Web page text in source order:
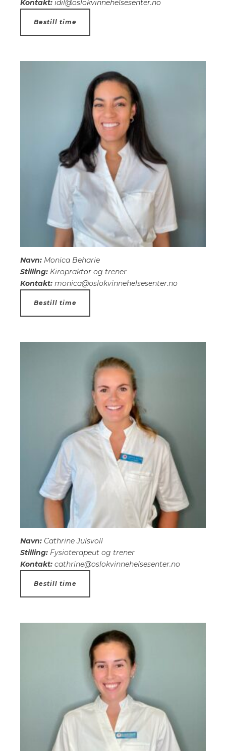
Kontakt: idil@oslokvinnehelsesenter.no
Bestill time
Navn: Monica Beharie
Stilling: Kiropraktor og trener
Kontakt: monica@oslokvinnehelsesenter.no
Bestill time
Navn: Cathrine Julsvoll
Stilling: Fysioterapeut og trener
Kontakt: cathrine@oslokvinnehelsesenter.no
Bestill time